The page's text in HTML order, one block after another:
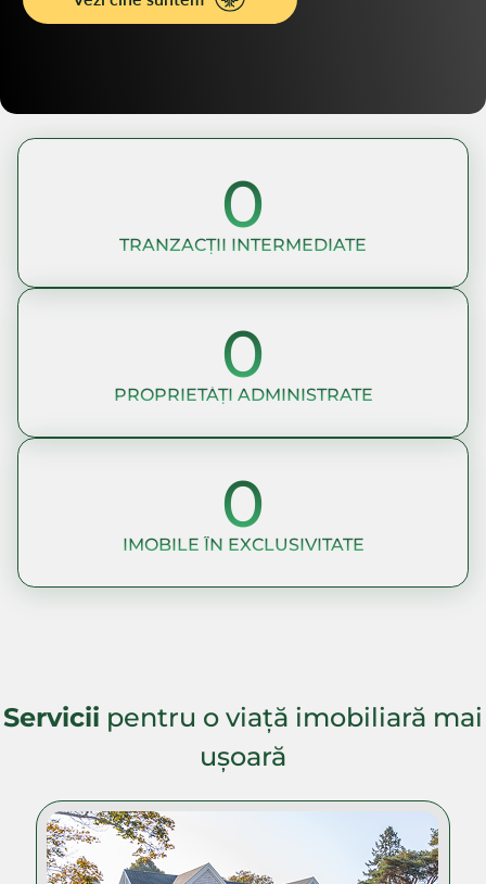
0
TRANZACȚII INTERMEDIATE
0
PROPRIETĂȚI ADMINISTRATE
0
IMOBILE ÎN EXCLUSIVITATE
Servicii pentru o viață imobiliară mai
ușoară